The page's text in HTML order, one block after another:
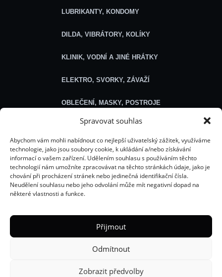
Spravovat souhlas
Abychom vám mohli nabídnout co nejlepší uživatelský zážitek, využíváme
technologie, jako jsou soubory cookie, k ukládání a/nebo získávání
informací o vašem zařízení. Udělením souhlasu s používáním těchto
technologií nám umožníte zpracovávat na těchto stránkách údaje, jako je
chování při procházení stránek nebo jedinečná identifikační čísla.
Neudělení souhlasu nebo jeho odvolání může mít negativní dopad na
některé vlastnosti a funkce.
Přijmout
Odmítnout
Zobrazit předvolby
LUBRIKANTY, KONDOMY
DILDA, VIBRÁTORY, KOLÍKY
KLINIK, VODNÍ A JINÉ HRÁTKY
ELEKTRO, SVORKY, ZÁVAŽÍ
OBLEČENÍ, MASKY, POSTROJE
SEXSHOP
Obecné
O NÁS
VŠEOBECNÉ OBCHODNÍ PODMÍNKY